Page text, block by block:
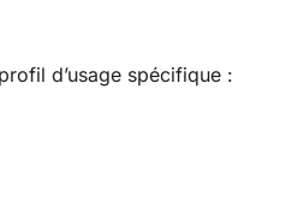
d’usage spécifique :